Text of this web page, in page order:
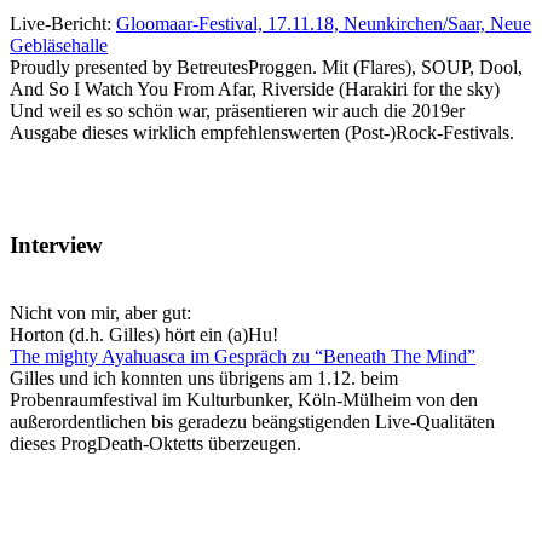
Live-Bericht: Gloomaar-Festival, 17.11.18, Neunkirchen/Saar, Neue
Gebläsehalle
Proudly presented by BetreutesProggen. Mit (Flares), SOUP, Dool,
And So I Watch You From Afar, Riverside (Harakiri for the sky)
Und weil es so schön war, präsentieren wir auch die 2019er
Ausgabe dieses wirklich empfehlenswerten (Post-)Rock-Festivals.
Interview
Nicht von mir, aber gut:
Horton (d.h. Gilles) hört ein (a)Hu!
The mighty Ayahuasca im Gespräch zu “Beneath The Mind”
Gilles und ich konnten uns übrigens am 1.12. beim
Probenraumfestival im Kulturbunker, Köln-Mülheim von den
außerordentlichen bis geradezu beängstigenden Live-Qualitäten
dieses ProgDeath-Oktetts überzeugen.